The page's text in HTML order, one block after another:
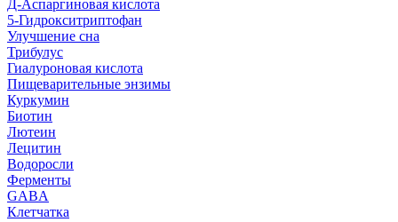
Д-Аспаргиновая кислота
5-Гидрокситриптофан
Улучшение сна
Трибулус
Гиалуроновая кислота
Пищеварительные энзимы
Куркумин
Биотин
Лютеин
Лецитин
Водоросли
Ферменты
GABA
Клетчатка